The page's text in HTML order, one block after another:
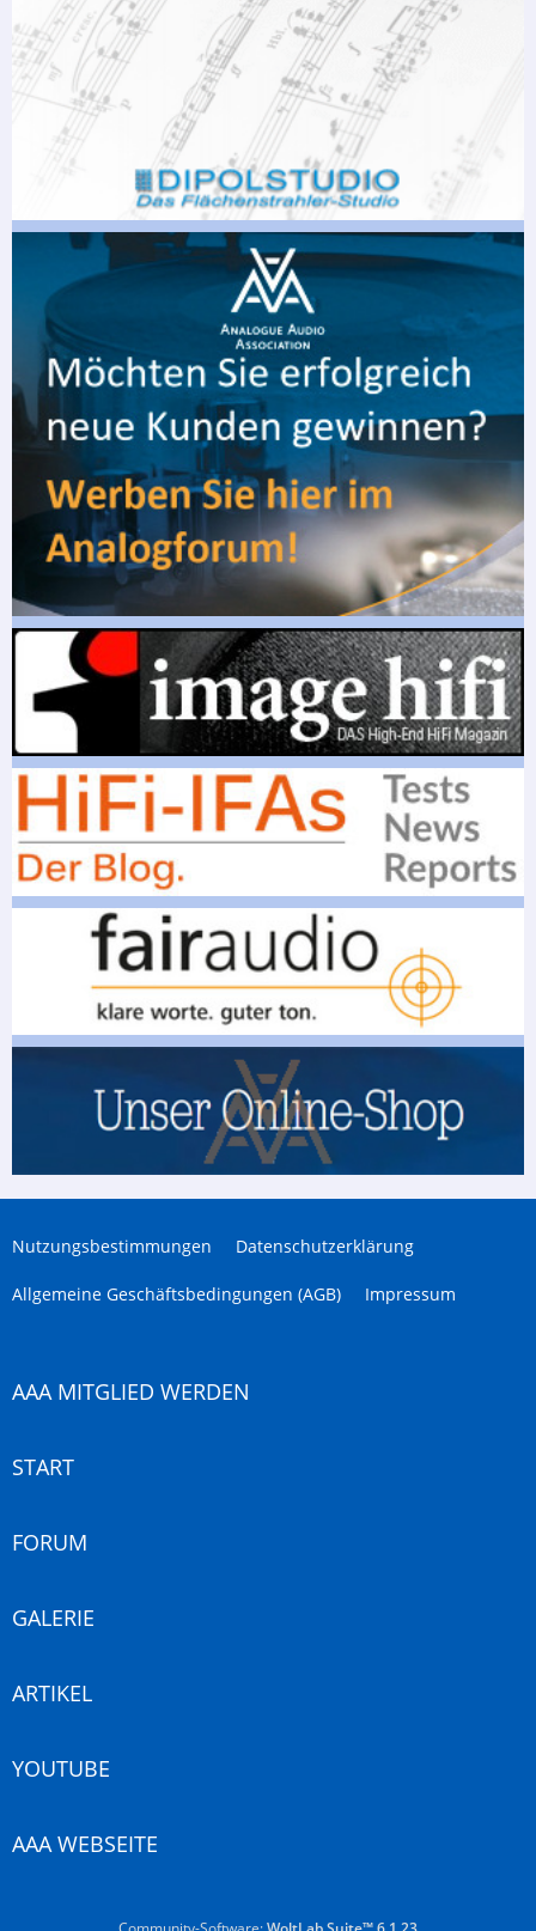
Nutzungsbestimmungen Datenschutzerklärung
Allgemeine Geschäftsbedingungen (AGB) Impressum
AAA MITGLIED WERDEN
START
FORUM
GALERIE
ARTIKEL
YOUTUBE
AAA WEBSEITE